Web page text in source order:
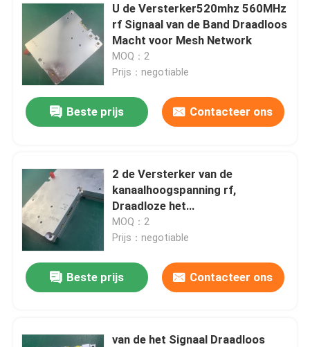
U de Versterker520mhz 560MHz
rf Signaal van de Band Draadloos
Macht voor Mesh Network
MOQ：2
Prijs：negotiable
Beste prijs Contacteer ons
2 de Versterker van de
kanaalhoogspanning rf,
Draadloze het
Signaalspanningsverhogers van
1450MHz 1500MHz
MOQ：2
Prijs：negotiable
Beste prijs Contacteer ons
van de het Signaal Draadloos